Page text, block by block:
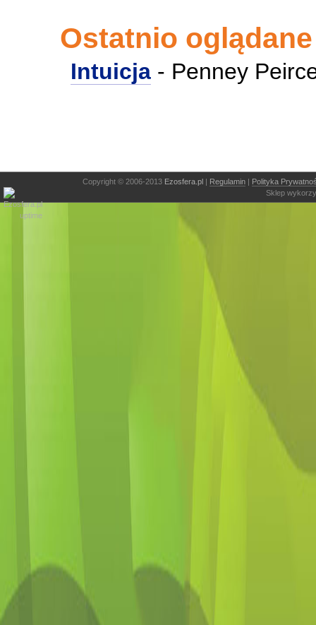
Ostatnio oglądane
Intuicja - Penney
Copyright © 2006-2013 Ezosfera.pl | Regulamin | Polityka
Sklep